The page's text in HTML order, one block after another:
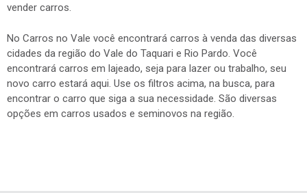
vender carros.
No Carros no Vale você encontrará carros à venda das diversas
cidades da região do Vale do Taquari e Rio Pardo. Você
encontrará carros em lajeado, seja para lazer ou trabalho, seu
novo carro estará aqui. Use os filtros acima, na busca, para
encontrar o carro que siga a sua necessidade. São diversas
opções em carros usados e seminovos na região.